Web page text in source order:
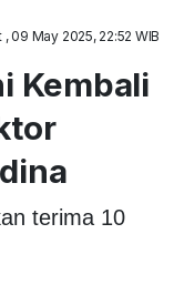
, 09 May 2025, 22:52 WIB
Kembali
terima 10